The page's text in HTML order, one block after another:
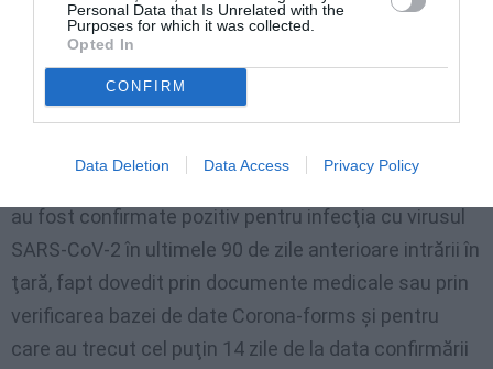
Personal Data that Is Unrelated with the
Purposes for which it was collected.
Opted In
CONFIRM
Data Deletion Data Access Privacy Policy
necesar a fi aplicate pentru protecţia populaţiei, se
completează la art. 3, cu două noi alineate (5) şi (6)
„(5) De asemenea, sunt exceptate de la măsura
au fost confirmate pozitiv pentru infecţia cu virusul
SARS-CoV-2 în ultimele 90 de zile anterioare intrării în
ţară, fapt dovedit prin documente medicale sau prin
verificarea bazei de date Corona-forms şi pentru
care au trecut cel puţin 14 zile de la data confirmării